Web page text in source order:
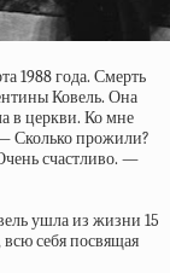
1988 года. Смерть
Ковель. Она
в церкви. Ко мне
прожили?
счастливо. —
ушла из жизни 15
себя посвящая